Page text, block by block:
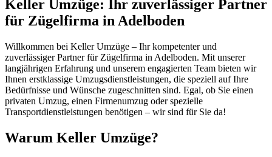
Keller Umzüge: Ihr zuverlässiger Partner
für Zügelfirma in Adelboden
Willkommen bei Keller Umzüge – Ihr kompetenter und
zuverlässiger Partner für Zügelfirma in Adelboden. Mit unserer
langjährigen Erfahrung und unserem engagierten Team bieten wir
Ihnen erstklassige Umzugsdienstleistungen, die speziell auf Ihre
Bedürfnisse und Wünsche zugeschnitten sind. Egal, ob Sie einen
privaten Umzug, einen Firmenumzug oder spezielle
Transportdienstleistungen benötigen – wir sind für Sie da!
Warum Keller Umzüge?